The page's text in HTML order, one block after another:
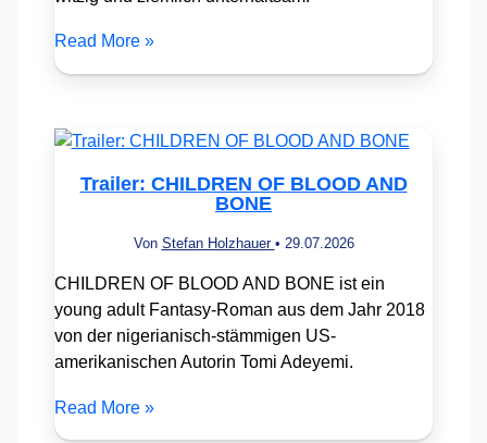
Read More »
Trailer: CHILDREN OF BLOOD AND
BONE
Von Stefan Holzhauer • 29.07.2026
CHILDREN OF BLOOD AND BONE ist ein
young adult Fantasy-Roman aus dem Jahr 2018
von der nigerianisch-stämmigen US-
amerikanischen Autorin Tomi Adeyemi.
Read More »